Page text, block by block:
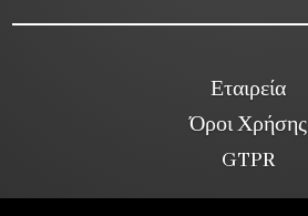
Εταιρεία
Όροι Χρήσης
GTPR